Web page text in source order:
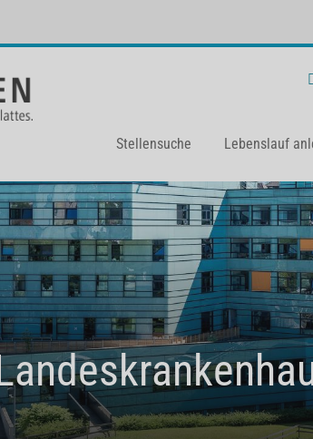
Stellensuche Lebenslauf